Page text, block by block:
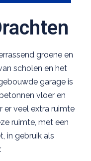
groene en
scholen en het
garage is
vloer en
er veel extra ruimte
ruimte, met een
in gebruik als